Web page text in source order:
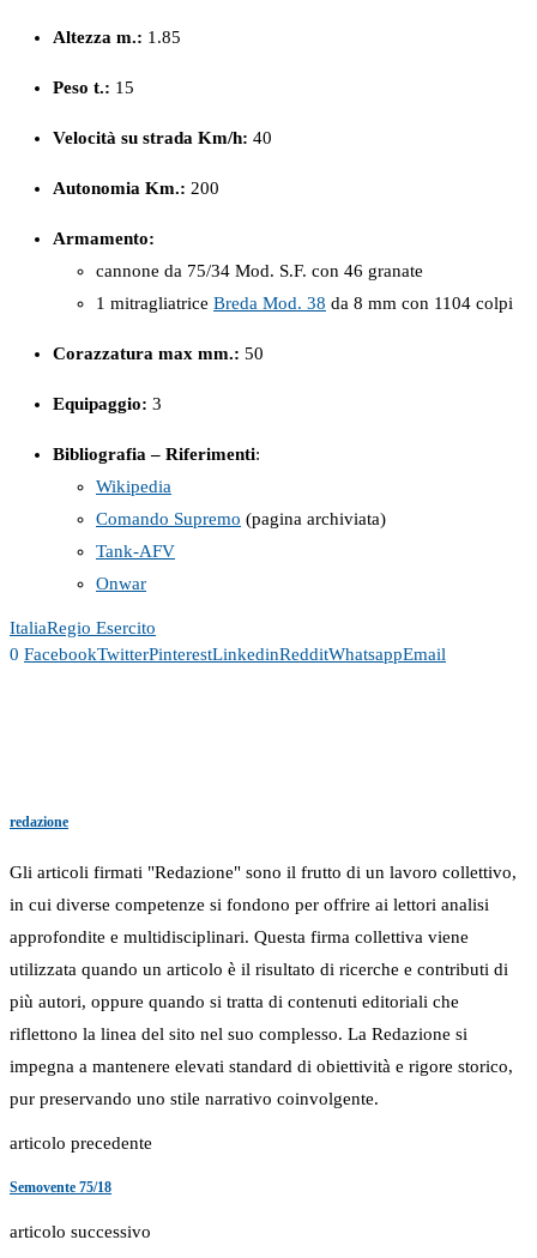
Altezza m.: 1.85
Peso t.: 15
Velocità su strada Km/h: 40
Autonomia Km.: 200
Armamento:
cannone da 75/34 Mod. S.F. con 46 granate
1 mitragliatrice Breda Mod. 38 da 8 mm con 1104 colpi
Corazzatura max mm.: 50
Equipaggio: 3
Bibliografia – Riferimenti:
Wikipedia
Comando Supremo (pagina archiviata)
Tank-AFV
Onwar
ItaliaRegio Esercito
0 FacebookTwitterPinterestLinkedinRedditWhatsappEmail
redazione
Gli articoli firmati "Redazione" sono il frutto di un lavoro collettivo,
in cui diverse competenze si fondono per offrire ai lettori analisi
approfondite e multidisciplinari. Questa firma collettiva viene
utilizzata quando un articolo è il risultato di ricerche e contributi di
più autori, oppure quando si tratta di contenuti editoriali che
riflettono la linea del sito nel suo complesso. La Redazione si
impegna a mantenere elevati standard di obiettività e rigore storico,
pur preservando uno stile narrativo coinvolgente.
articolo precedente
Semovente 75/18
articolo successivo